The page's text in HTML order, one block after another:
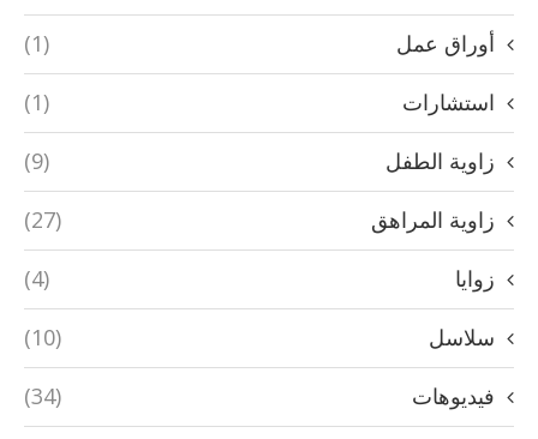
أوراق عمل (1)
استشارات (1)
زاوية الطفل (9)
زاوية المراهق (27)
زوايا (4)
سلاسل (10)
فيديوهات (34)